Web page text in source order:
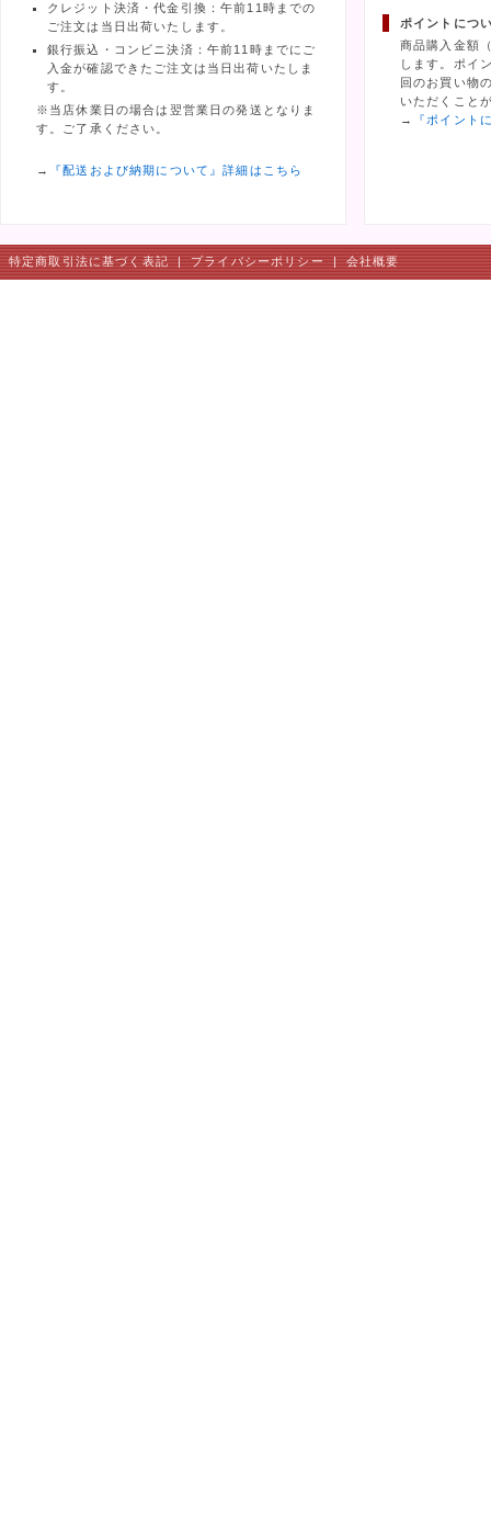
特定商取引法に基づく表記 | プライバシーポリシー | 会社概要
クレジット決済・代金引換：午前11時までの
ご注文は当日出荷いたします。
銀行振込・コンビニ決済：午前11時までにご
入金が確認できたご注文は当日出荷いたしま
す。
※当店休業日の場合は翌営業日の発送となりま
す。ご了承ください。
→ 『配送および納期について』詳細はこちら
ポイントにつ
商品購入金額
します。ポイ
回のお買い物
いただくこと
→
『ポイント